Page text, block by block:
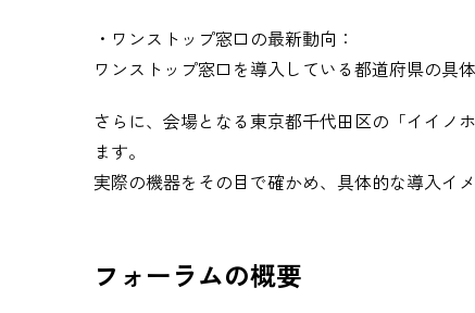
・ワンストップ窓口の最新動向：
ワンストップ窓口を導入している都道府県の具
さらに、会場となる東京都千代田区の「イイノホ
ます。
実際の機器をその目で確かめ、具体的な導入イ
フォーラムの概要